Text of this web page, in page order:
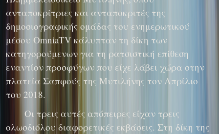
ανταποκρίτριες και ανταποκριτές της
δημοσιογραφικής ομάδας του ενημερωτικού
μέσου OmniaTV κάλυπταν τη δίκη των
κατηγορούμενων για τη ρατσιστική επίθεση
εναντίον προσφύγων που είχε λάβει χώρα στην
πλατεία Σαπφούς της Μυτιλήνης τον Απρίλιο
του 2018.
Οι τρεις αυτές απόπειρες είχαν τρεις
ολωσδιόλου διαφορετικές εκβάσεις. Στη δίκη της